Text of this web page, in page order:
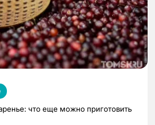
что еще можно приготовить